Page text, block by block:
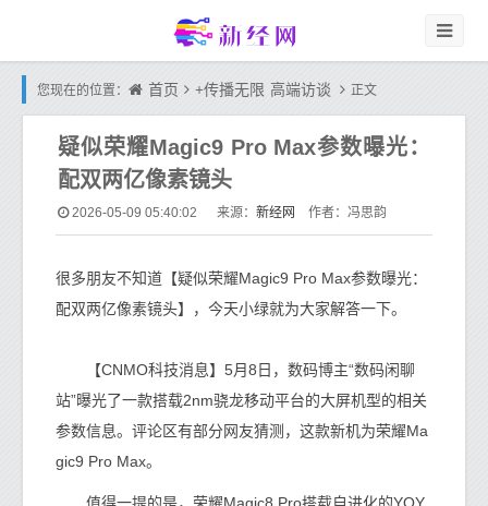
您现在的位置： 首页 +传播无限 高端访谈 正文
疑似荣耀Magic9 Pro Max参数曝光：
配双两亿像素镜头
2026-05-09 05:40:02 来源： 新经网 作者：冯思韵
很多朋友不知道【疑似荣耀Magic9 Pro Max参数曝光：
配双两亿像素镜头】，今天小绿就为大家解答一下。
【CNMO科技消息】5月8日，数码博主“数码闲聊
站”曝光了一款搭载2nm骁龙移动平台的大屏机型的相关
参数信息。评论区有部分网友猜测，这款新机为荣耀Ma
gic9 Pro Max。